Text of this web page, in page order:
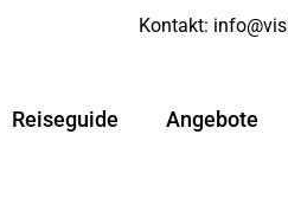
Kontakt:
Reiseguide Angebote